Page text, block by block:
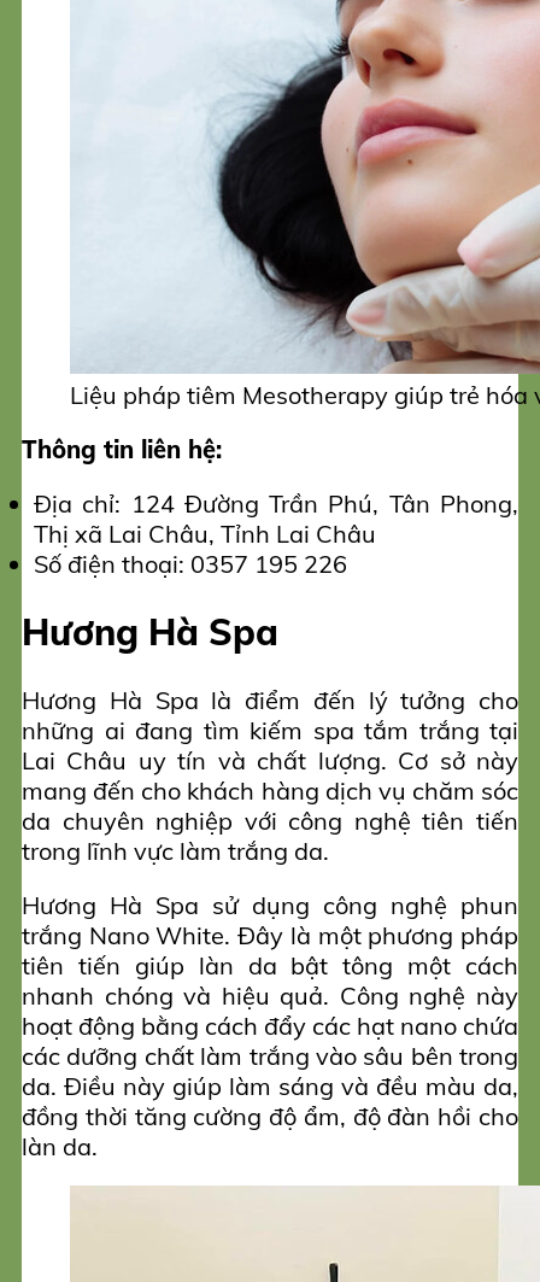
Liệu pháp tiêm Mesotherapy giúp trẻ hóa
Thông tin liên hệ:
Địa chỉ: 124 Đường Trần Phú, Tân Phong,
Thị xã Lai Châu, Tỉnh Lai Châu
Số điện thoại: 0357 195 226
Hương Hà Spa
Hương Hà Spa là điểm đến lý tưởng cho
những ai đang tìm kiếm spa tắm trắng tại
Lai Châu uy tín và chất lượng. Cơ sở này
mang đến cho khách hàng dịch vụ chăm sóc
da chuyên nghiệp với công nghệ tiên tiến
trong lĩnh vực làm trắng da.
Hương Hà Spa sử dụng công nghệ phun
trắng Nano White. Đây là một phương pháp
tiên tiến giúp làn da bật tông một cách
nhanh chóng và hiệu quả. Công nghệ này
hoạt động bằng cách đẩy các hạt nano chứa
các dưỡng chất làm trắng vào sâu bên trong
da. Điều này giúp làm sáng và đều màu da,
đồng thời tăng cường độ ẩm, độ đàn hồi cho
làn da.